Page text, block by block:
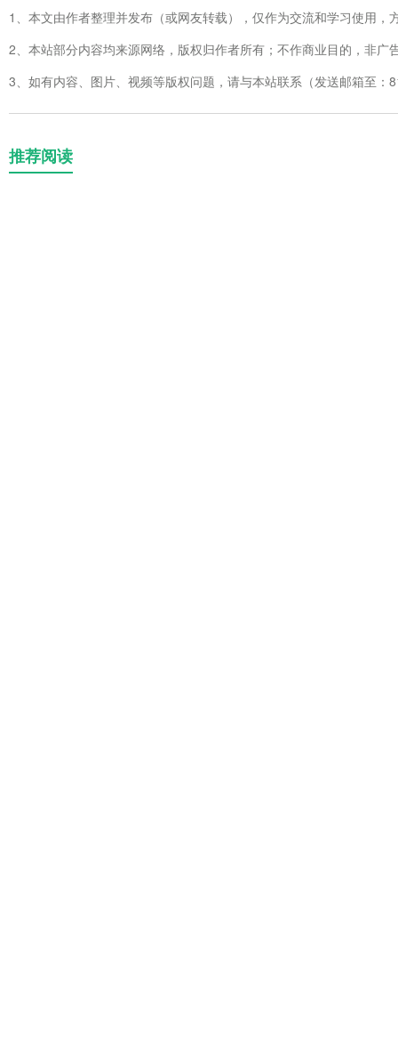
1、本文由作者整理并发布（或网友转载），仅作为交流和学习使用
2、本站部分内容均来源网络，版权归作者所有；不作商业目的，非广
3、如有内容、图片、视频等版权问题，请与本站联系（发送邮箱至
推荐阅读